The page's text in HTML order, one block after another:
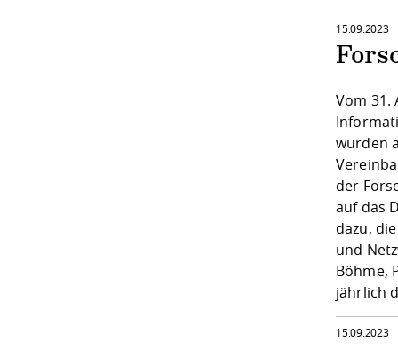
15.09.2023
Vom 31.
wurden
der
auf das
dazu,
und
Böhme,
jährlich
15.09.2023